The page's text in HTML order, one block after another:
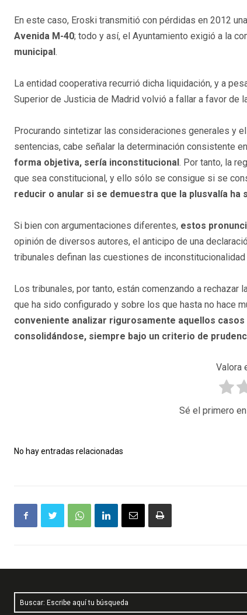
En este caso, Eroski transmitió con pérdidas en 2012
Avenida M-40; todo y así, el Ayuntamiento exigió a la
municipal .
La entidad cooperativa recurrió dicha liquidación, y a
Superior de Justicia de Madrid volvió a fallar a favor de
Procurando sintetizar las consideraciones generales y
sentencias, cabe señalar la determinación consistente
forma objetiva, sería inconstitucional . Por tanto, la
que sea constitucional, y ello sólo se consigue si se
reducir o anular si se demuestra que la plusvalía ha
Si bien con argumentaciones diferentes, estos
opinión de diversos autores, el anticipo de una
tribunales definan las cuestiones de
Los tribunales, por tanto, están comenzando a
que ha sido configurado y sobre los que hasta no hace
conveniente analizar rigurosamente aquellos
consolidándose, siempre bajo un criterio de
Valora
Sé el primero
No hay entradas relacionadas
Buscar: Escribe aquí tu búsqueda